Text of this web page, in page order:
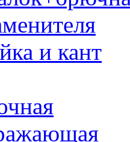
и кант